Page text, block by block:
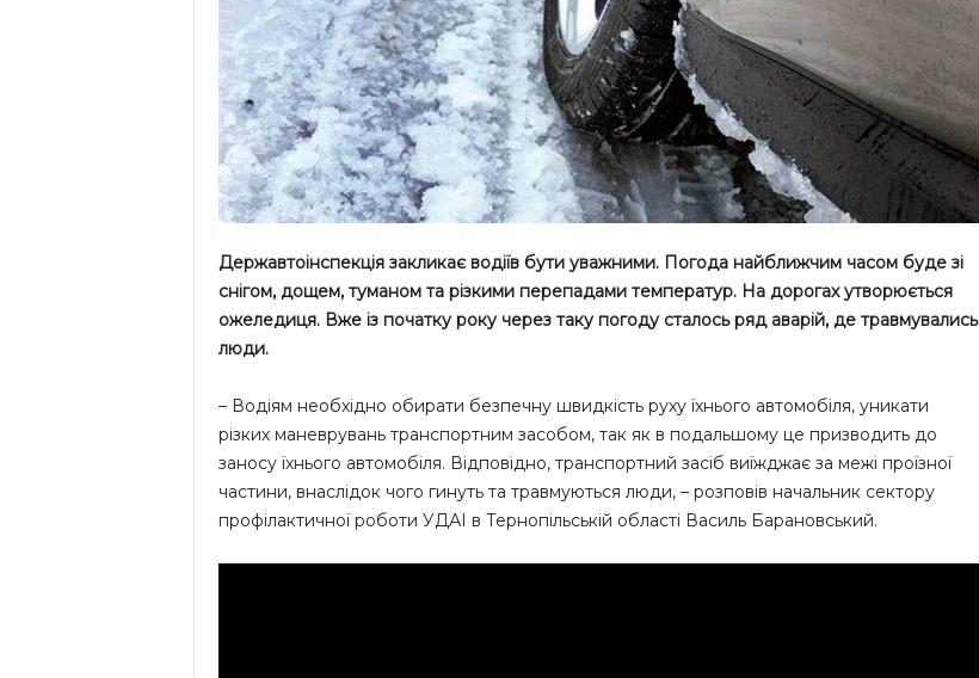
Державтоінспекція закликає водіїв бути уважними. Погода найближчим часом буде зі
снігом, дощем, туманом та різкими перепадами температур. На дорогах утворюється
ожеледиця. Вже із початку року через таку погоду сталось ряд аварій, де травмувались
люди.
– Водіям необхідно обирати безпечну швидкість руху їхнього автомобіля, уникати
різких маневрувань транспортним засобом, так як в подальшому це призводить до
заносу їхнього автомобіля. Відповідно, транспортний засіб виїжджає за межі проїзної
частини, внаслідок чого гинуть та травмуються люди, – розповів начальник сектору
профілактичної роботи УДАІ в Тернопільській області Василь Барановський.